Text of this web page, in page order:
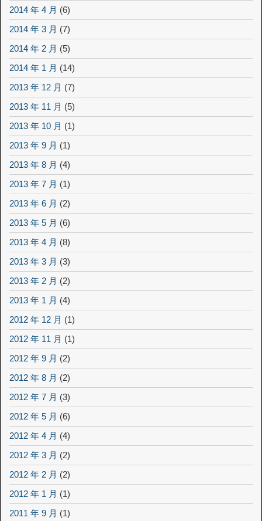
2014 年 4 月 (6)
2014 年 3 月 (7)
2014 年 2 月 (5)
2014 年 1 月 (14)
2013 年 12 月 (7)
2013 年 11 月 (5)
2013 年 10 月 (1)
2013 年 9 月 (1)
2013 年 8 月 (4)
2013 年 7 月 (1)
2013 年 6 月 (2)
2013 年 5 月 (6)
2013 年 4 月 (8)
2013 年 3 月 (3)
2013 年 2 月 (2)
2013 年 1 月 (4)
2012 年 12 月 (1)
2012 年 11 月 (1)
2012 年 9 月 (2)
2012 年 8 月 (2)
2012 年 7 月 (3)
2012 年 5 月 (6)
2012 年 4 月 (4)
2012 年 3 月 (2)
2012 年 2 月 (2)
2012 年 1 月 (1)
2011 年 9 月 (1)